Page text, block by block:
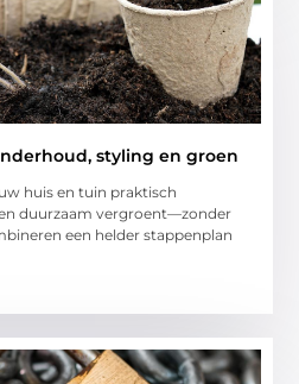
styling en groen
huis en tuin praktisch
duurzaam vergroent—zonder
een helder stappenplan